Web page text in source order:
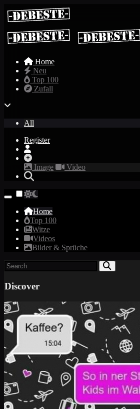
Home
Neu
Top 100
Zufall
All
Register
Image Video
Home
Top 100
Witze
Videos
Bilder & Sprüche
Discover